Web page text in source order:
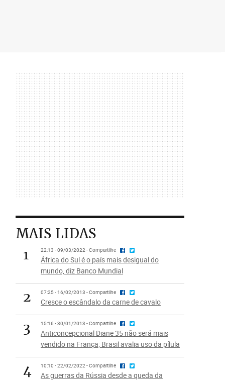
MAIS LIDAS
1
22:13 - 09/03/2022 - Compartilhe
África do Sul é o país mais desigual do
mundo, diz Banco Mundial
2 07:25 - 16/02/2013 - Compartilhe
Cresce o escândalo da carne de cavalo
3 15:16 - 30/01/2013 - Compartilhe
Anticoncepcional Diane 35 não será mais
vendido na França; Brasil avalia uso da pílula
4 10:10 - 22/02/2022 - Compartilhe
As guerras da Rússia desde a queda da